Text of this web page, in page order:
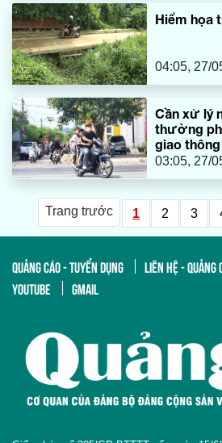
Hiểm họa
04:05, 27/
Cần xử lý
thường
giao thông
03:05, 27/
Trang trước 1 2 3
QUẢNG CÁO - TUYỂN DỤNG LIÊN HỆ - QUẢNG
YOUTUBE
GMAIL